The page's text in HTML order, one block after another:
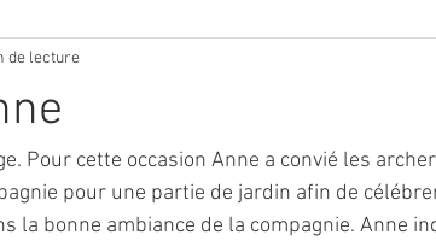
de lecture
Pour cette occasion Anne a convié les
pour une partie de jardin afin de
la bonne ambiance de la compagnie. Anne